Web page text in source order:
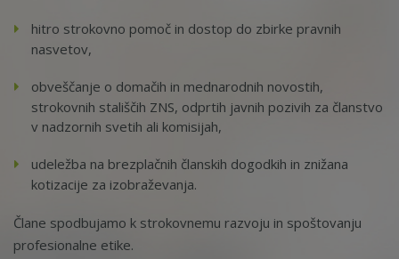
hitro strokovno pomoč in dostop do zbirke pravnih
nasvetov,
obveščanje o domačih in mednarodnih novostih,
strokovnih stališčih ZNS, odprtih javnih pozivih za članstvo
v nadzornih svetih ali komisijah,
udeležba na brezplačnih članskih dogodkih in znižana
kotizacije za izobraževanja.
Člane spodbujamo k strokovnemu razvoju in spoštovanju
profesionalne etike.